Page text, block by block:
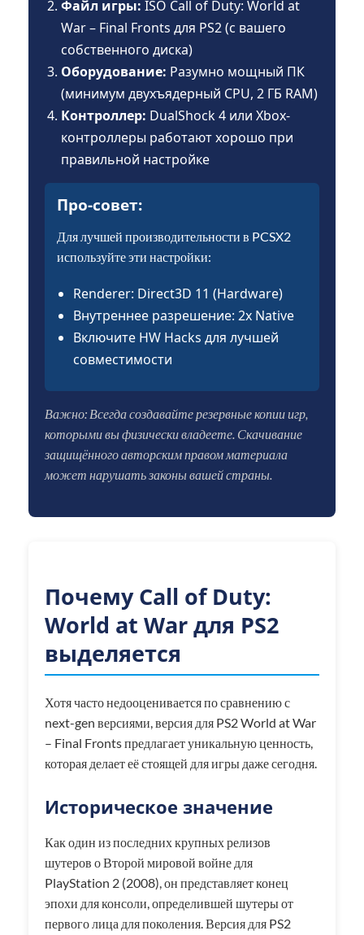
Файл игры: ISO Call of Duty: World at
War – Final Fronts для PS2 (с вашего
собственного диска)
Оборудование: Разумно мощный ПК
(минимум двухъядерный CPU, 2 ГБ RAM)
Контроллер: DualShock 4 или Xbox-
контроллеры работают хорошо при
правильной настройке
Про-совет:
Для лучшей производительности в PCSX2
используйте эти настройки:
Renderer: Direct3D 11 (Hardware)
Внутреннее разрешение: 2x Native
Включите HW Hacks для лучшей
совместимости
Важно: Всегда создавайте резервные копии игр,
которыми вы физически владеете. Скачивание
защищённого авторским правом материала
может нарушать законы вашей страны.
Почему Call of Duty:
World at War для PS2
выделяется
Хотя часто недооценивается по сравнению с
next-gen версиями, версия для PS2 World at War
– Final Fronts предлагает уникальную ценность,
которая делает её стоящей для игры даже сегодня.
Историческое значение
Как один из последних крупных релизов
шутеров о Второй мировой войне для
PlayStation 2 (2008), он представляет конец
эпохи для консоли, определившей шутеры от
первого лица для поколения. Версия для PS2